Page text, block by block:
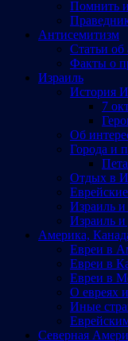
Помнить
Антисемитизм
Статьи об
Факты о
Израиль
История
7
Об
Города и
Отдых в
Израиль
Израиль
Америка,
Евреи в
Евреи в
Евреи в
О евреях
Иные
Северная